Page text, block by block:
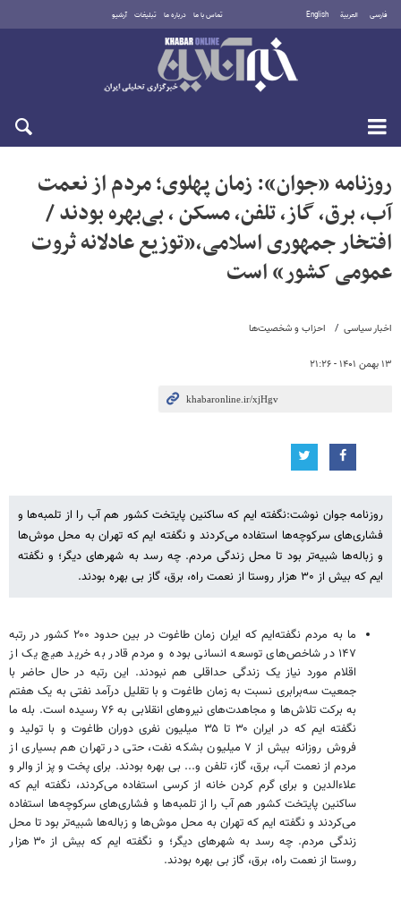
فارسی العربية English تماس با ما درباره ما تبلیغات آرشیو
دوشنبه ۱۹ مرداد ۱۴۰۵
اخبار سیاسی احزاب و شخصیت‌ها
۱۳ بهمن ۱۴۰۱ - ۲۱:۲۶
روزنامه «جوان»: زمان پهلوی؛ مردم از نعمت
آب، برق، گاز، تلفن، مسکن ، بی‌بهره بودند /
افتخار جمهوری اسلامی،«توزیع عادلانه ثروت
عمومی کشور» است
روزنامه جوان نوشت:نگفته ایم که ساکنین پایتخت کشور هم آب را از تلمبه‌ها و
فشاری‌های سرکوچه‌ها استفاده می‌کردند و نگفته ایم که تهران به محل موش‌ها
و زباله‌ها شبیه‌تر بود تا محل زندگی مردم. چه رسد به شهرهای دیگر؛ و نگفته
ایم که بیش از ۳۰ هزار روستا از نعمت راه، برق، گاز بی بهره بودند.
ما به مردم نگفته‌ایم که ایران زمان طاغوت در بین حدود ۲۰۰ کشور در رتبه
۱۴۷ در شاخص‌های توسعه انسانی بوده و مردم قادر به خرید هیچ یک از
اقلام مورد نیاز یک زندگی حداقلی هم نبودند. این رتبه در حال حاضر با
جمعیت سه‌برابری نسبت به زمان طاغوت و با تقلیل درآمد نفتی به یک هفتم
به برکت تلاش‌ها و مجاهدت‌های نیروهای انقلابی به ۷۶ رسیده است. بله ما
نگفته ایم که در ایران ۳۰ تا ۳۵ میلیون نفری دوران طاغوت و با تولید و
فروش روزانه بیش از ۷ میلیون بشکه نفت، حتی در تهران هم بسیاری از
مردم از نعمت آب، برق، گاز، تلفن و... بی بهره بودند. برای پخت و پز از والر و
علاءالدین و برای گرم کردن خانه از کرسی استفاده می‌کردند، نگفته ایم که
ساکنین پایتخت کشور هم آب را از تلمبه‌ها و فشاری‌های سرکوچه‌ها استفاده
می‌کردند و نگفته ایم که تهران به محل موش‌ها و زباله‌ها شبیه‌تر بود تا محل
زندگی مردم. چه رسد به شهرهای دیگر؛ و نگفته ایم که بیش از ۳۰ هزار
روستا از نعمت راه، برق، گاز بی بهره بودند.